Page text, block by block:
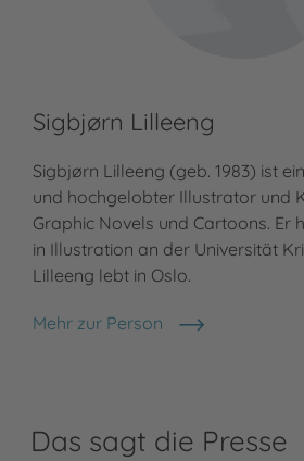
Sigbjørn Lilleeng
Sigbjørn Lilleeng (geb. 1983) ist
und hochgelobter Illustrator und
Graphic Novels und Cartoons. Er
in Illustration an der Universität
Lilleeng lebt in Oslo.
Mehr zur Person
Sigbjørn Lilleeng
Das sagt die Presse